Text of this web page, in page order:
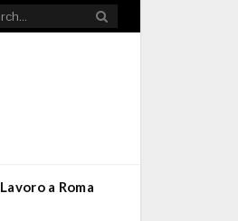
Lavoro a Roma